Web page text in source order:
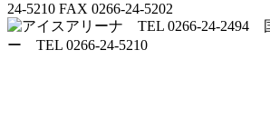
24-5210 FAX 0266-24-5202